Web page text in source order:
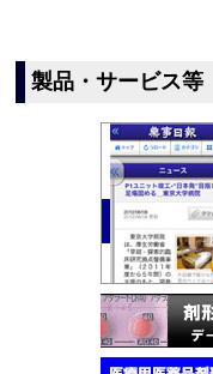
製品・サービス等